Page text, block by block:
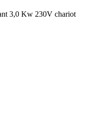
3,0 Kw 230V chariot